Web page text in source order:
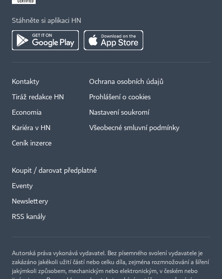
Stáhněte si aplikaci HN
Kontakty
Tiráž redakce HN
Economia
Kariéra v HN
Ceník inzerce
Ochrana osobních údajů
Prohlášení o cookies
Nastavení soukromí
Všeobecné smluvní podmínky
Koupit / darovat předplatné
Eventy
Newslettery
RSS kanály
Autorská práva vykonává vydavatel. Bez písemného svolení vydavatele je
zakázáno jakékoli užití částí nebo celku díla, zejména rozmnožování a šíření
jakýmkoli způsobem, mechanickým nebo elektronickým, v českém nebo